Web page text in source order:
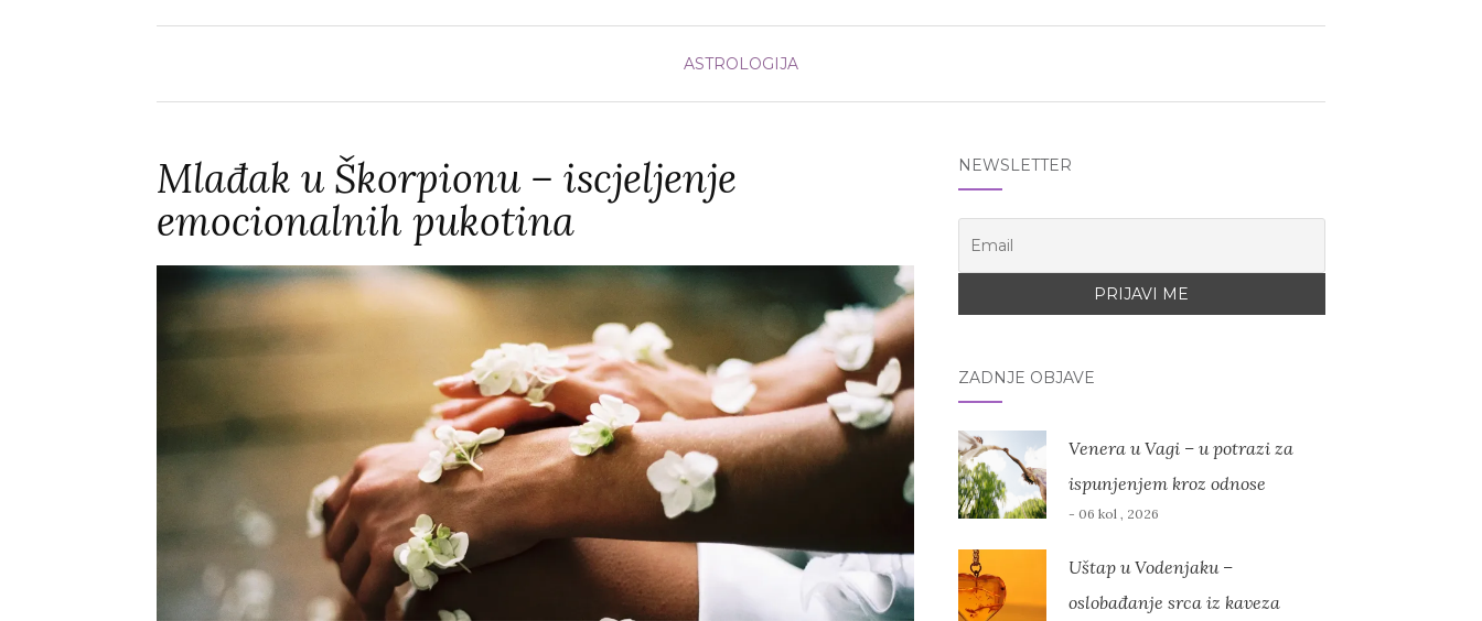
ASTROLOGIJA
Mlađak u Škorpionu – iscjeljenje
emocionalnih pukotina
NEWSLETTER
ZADNJE OBJAVE
Venera u Vagi – u potrazi za
ispunjenjem kroz odnose
- 06 kol , 2026
Uštap u Vodenjaku –
oslobađanje srca iz kaveza